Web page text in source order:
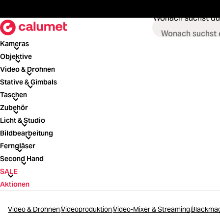
Wonach suchst
Kameras
Kameras
Objektive
Objektive
Video & Drohnen
Video & Drohnen
Stative & Gimbals
Stative & Gimbals
Taschen
Taschen
Zubehör
Zubehör
Licht & Studio
Licht & Studio
Bildbearbeitung
Bildbearbeitung
Ferngläser
Ferngläser
Second Hand
Second Hand
SALE
SALE
Aktionen
Video & DrohnenVideoproduktionVideo-Mixer & Streaming